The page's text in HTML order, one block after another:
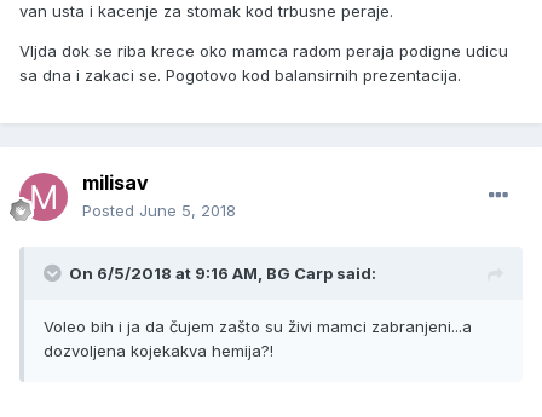
van usta i kacenje za stomak kod trbusne peraje.
Vljda dok se riba krece oko mamca radom peraja podigne udicu
sa dna i zakaci se. Pogotovo kod balansirnih prezentacija.
milisav
Posted June 5, 2018
On 6/5/2018 at 9:16 AM, BG Carp said:
Voleo bih i ja da čujem zašto su živi mamci zabranjeni...a
dozvoljena kojekakva hemija?!